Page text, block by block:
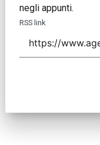
negli appunti.
RSS link